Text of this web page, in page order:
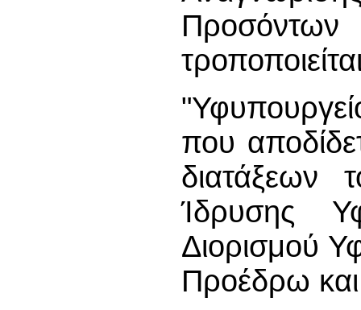
Προσόντων
που
Ίδρυσης
Διορισμού
Προέδρω